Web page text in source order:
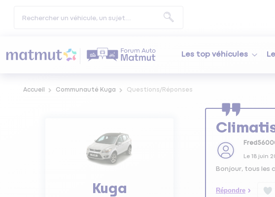
Les top véhicules
Accueil Communauté Kuga Questions/Réponses
Kuga
Le 18 juin
Bonjour, tous les
Répondre